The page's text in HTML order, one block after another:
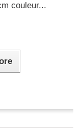
couleur...